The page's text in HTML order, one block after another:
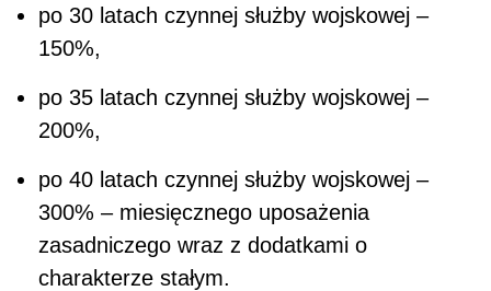
po 30 latach czynnej służby wojskowej –
150%,
po 35 latach czynnej służby wojskowej –
200%,
po 40 latach czynnej służby wojskowej –
300% – miesięcznego uposażenia
zasadniczego wraz z dodatkami o
charakterze stałym.